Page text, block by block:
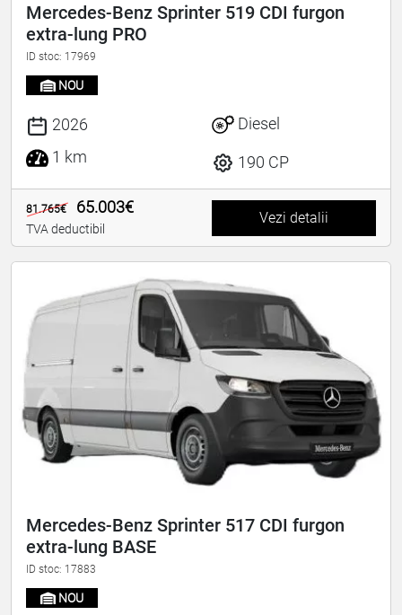
Mercedes-Benz Sprinter 519 CDI furgon
extra-lung PRO
ID stoc: 17969
NOU
2026
1 km
Diesel
190 CP
81.765€ 65.003€
TVA deductibil
Vezi detalii
Mercedes-Benz Sprinter 517 CDI furgon
extra-lung BASE
ID stoc: 17883
NOU